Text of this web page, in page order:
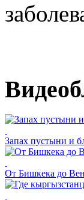
Запах пустыни и
От Бишкека до